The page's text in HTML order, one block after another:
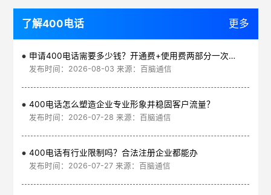
了解400电话 更多
申请400电话需要多少钱？开通费+使用费两部分一次讲清
发布时间：2026-08-03 来源：百脑通信
400电话怎么塑造企业专业形象并稳固客户流量？
发布时间：2026-07-28 来源：百脑通信
400电话有行业限制吗？合法注册企业都能办
发布时间：2026-07-27 来源：百脑通信